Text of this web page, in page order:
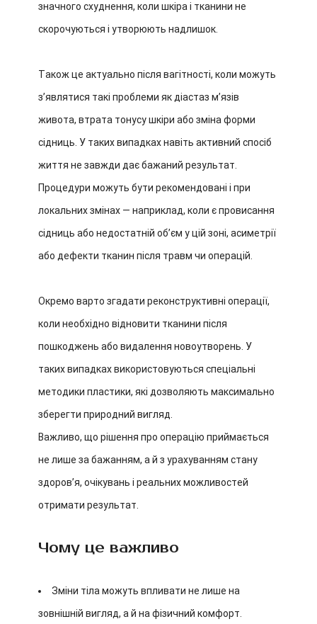
значного схуднення, коли шкіра і тканини не
скорочуються і утворюють надлишок.
Також це актуально після вагітності, коли можуть
з’являтися такі проблеми як діастаз м’язів
живота, втрата тонусу шкіри або зміна форми
сідниць. У таких випадках навіть активний спосіб
життя не завжди дає бажаний результат.
Процедури можуть бути рекомендовані і при
локальних змінах — наприклад, коли є провисання
сідниць або недостатній об’єм у цій зоні, асиметрії
або дефекти тканин після травм чи операцій.
Окремо варто згадати реконструктивні операції,
коли необхідно відновити тканини після
пошкоджень або видалення новоутворень. У
таких випадках використовуються спеціальні
методики пластики, які дозволяють максимально
зберегти природний вигляд.
Важливо, що рішення про операцію приймається
не лише за бажанням, а й з урахуванням стану
здоров’я, очікувань і реальних можливостей
отримати результат.
Чому це важливо
Зміни тіла можуть впливати не лише на
зовнішній вигляд, а й на фізичний комфорт.